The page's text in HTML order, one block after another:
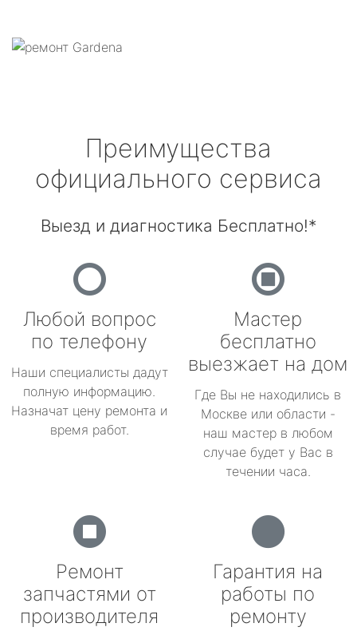
Преимущества
официального сервиса
Выезд и диагностика Бесплатно!*
Любой вопрос
по телефону
Наши специалисты дадут
полную информацию.
Назначат цену ремонта и
время работ.
Мастер
бесплатно
выезжает на дом
Где Вы не находились в
Москве или области -
наш мастер в любом
случае будет у Вас в
течении часа.
Ремонт
запчастями от
производителя
Гарантия на
работы по
ремонту